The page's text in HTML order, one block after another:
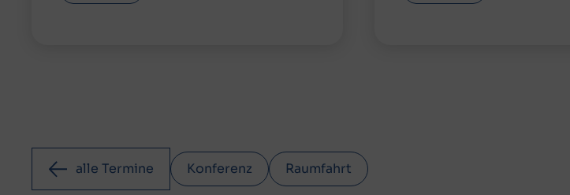
alle Termine Konferenz Raumfahrt